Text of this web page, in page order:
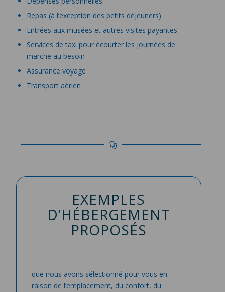
Repas (à l’exception des petits déjeuners)
Entrées aux musées et autres visites payantes
Services de taxi pour écourter les journées de
marche au besoin
Assurance voyage
Transport aérien
EXEMPLES
D’HÉBERGEMENT
PROPOSÉS
que nous avons sélectionné pour vous en
raison de l’emplacement, du confort, du